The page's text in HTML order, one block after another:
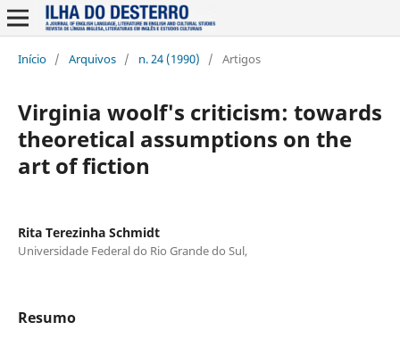
Início / Arquivos / n. 24 (1990) / Artigos
Virginia woolf's criticism: towards
theoretical assumptions on the
art of fiction
Rita Terezinha Schmidt
Universidade Federal do Rio Grande do Sul,
Resumo